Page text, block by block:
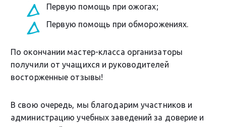
Первую помощь при ожогах;
Первую помощь при обморожениях.
По окончании мастер-класса организаторы
получили от учащихся и руководителей
восторженные отзывы!
В свою очередь, мы благодарим участников и
администрацию учебных заведений за доверие и